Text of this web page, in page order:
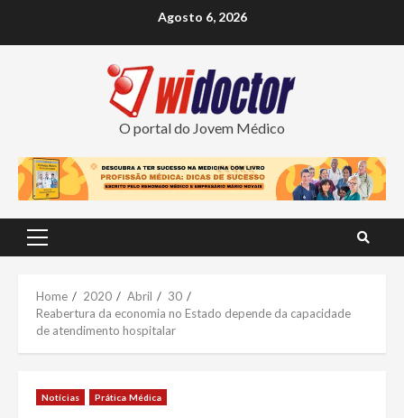
Agosto 6, 2026
O portal do Jovem Médico
Primary
Home 2020 Abril
30
Reabertura da economia no Estado depende da capacidade
de atendimento hospitalar
Notícias Prática Médica